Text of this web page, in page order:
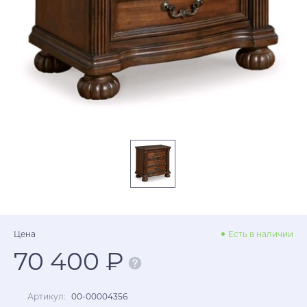
Цена Есть в наличии
70 400 ₽
Артикул: 00-00004356